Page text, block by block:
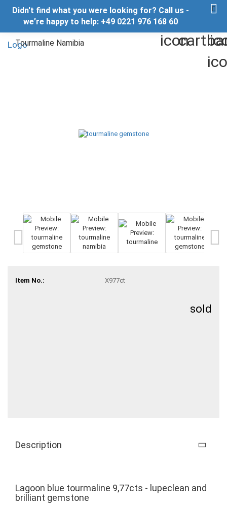
Didn't find what you were looking for? Call us -
we’re happy to help: +49 0221 976 168 60
Tourmaline Namibia
Item No.: X977ct
sold
Description
Lagoon blue tourmaline 9,77cts - lupeclean and
brilliant gemstone